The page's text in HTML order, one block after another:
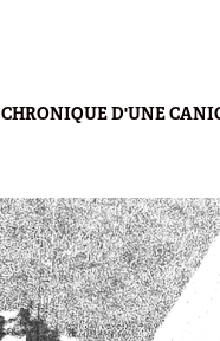
CHRONIQUE D'UNE